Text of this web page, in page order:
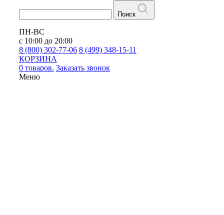
Поиск
ПН-ВС
с 10:00 до 20:00
8 (800) 302-77-06 8 (499) 348-15-11
КОРЗИНА
0 товаров. Заказать звонок
Меню